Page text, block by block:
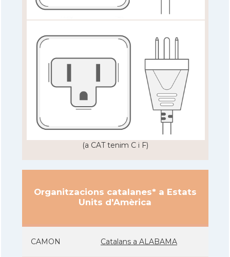
(a CAT tenim C i F)
Organitzacions catalanes* a Estats
Units d'Amèrica
CAMON Catalans a ALABAMA